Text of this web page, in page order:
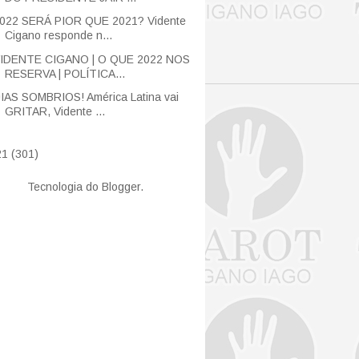
SERÁ PIOR QUE 2021? Vidente
Cigano responde n...
CIGANO | O QUE 2022 NOS
RESERVA | POLÍTICA...
SOMBRIOS! América Latina vai
GRITAR, Vidente ...
(301)
Tecnologia do Blogger.